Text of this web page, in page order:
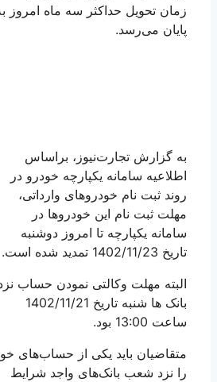
زمان تحویل حداکثر سه ماه امروز به
پایان می‌رسد.
به گزارش تجارت‌نیوز، براساس
اطلاعیه سامانه یکپارچه خودرو در
روند ثبت نام خودروهای وارداتی،
مهلت ثبت نام این خودروها در
سامانه یکپارچه تا امروز دوشنبه
تاریخ 1402/11/23 تمدید شده است.
البته مهلت وکالتی نمودن حساب نزد
بانک ها شنبه تاریخ 1402/11/21
ساعت 13:00 بود.
متقاضیان باید یکی از حساب‌های خود
را نزد شعب بانک‌های واجد شرایط